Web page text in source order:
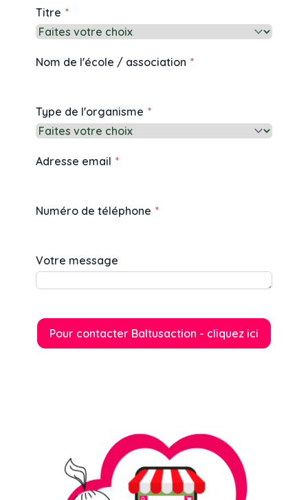
Titre
Nom de l'école / association
Type de l'organisme
Adresse email
Numéro de téléphone
Votre message
Pour contacter Baltusaction - cliquez ici